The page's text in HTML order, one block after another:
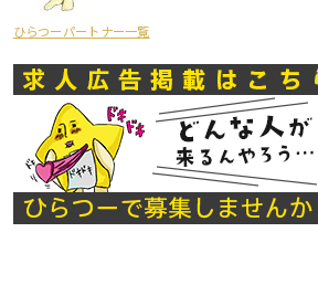
ひらつーパートナー一覧